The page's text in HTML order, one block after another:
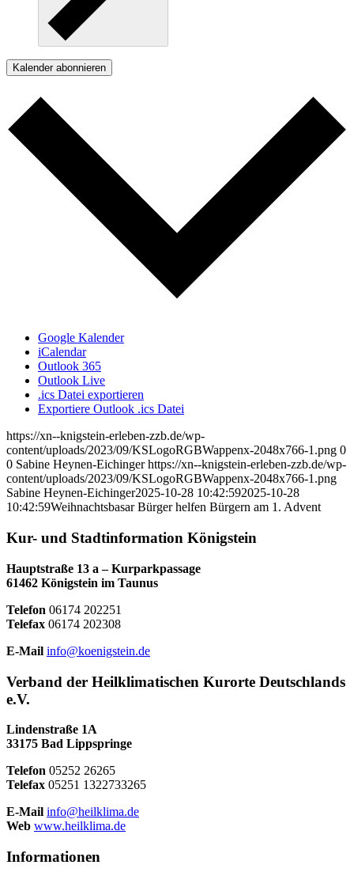
Kalender abonnieren
Google Kalender
iCalendar
Outlook 365
Outlook Live
.ics Datei exportieren
Exportiere Outlook .ics Datei
https://xn--knigstein-erleben-zzb.de/wp-
content/uploads/2023/09/KSLogoRGBWappenx-2048x766-1.png 0
0 Sabine Heynen-Eichinger https://xn--knigstein-erleben-zzb.de/wp-
content/uploads/2023/09/KSLogoRGBWappenx-2048x766-1.png
Sabine Heynen-Eichinger2025-10-28 10:42:592025-10-28
10:42:59Weihnachtsbasar Bürger helfen Bürgern am 1. Advent
Kur- und Stadtinformation Königstein
Hauptstraße 13 a – Kurparkpassage
61462 Königstein im Taunus
Telefon 06174 202251
Telefax 06174 202308
E-Mail info@koenigstein.de
Verband der Heilklimatischen Kurorte Deutschlands
e.V.
Lindenstraße 1A
33175 Bad Lippspringe
Telefon 05252 26265
Telefax 05251 1322733265
E-Mail info@heilklima.de
Web www.heilklima.de
Informationen